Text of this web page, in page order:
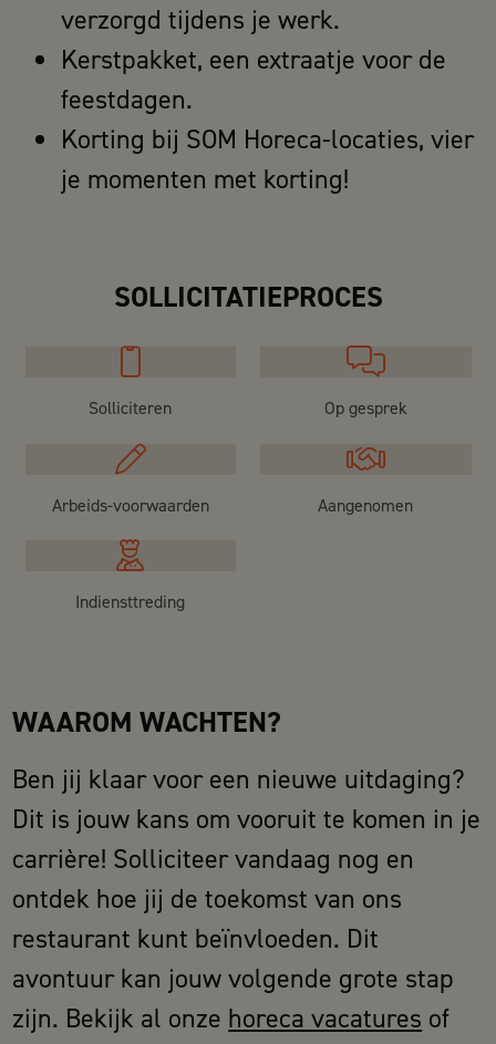
verzorgd tijdens je werk.
Kerstpakket, een extraatje voor de
feestdagen.
Korting bij SOM Horeca-locaties, vier
je momenten met korting!
SOLLICITATIEPROCES
Solliciteren Op gesprek
Arbeids-voorwaarden Aangenomen
Indiensttreding
WAAROM WACHTEN?
Ben jij klaar voor een nieuwe uitdaging?
Dit is jouw kans om vooruit te komen in je
carrière! Solliciteer vandaag nog en
ontdek hoe jij de toekomst van ons
restaurant kunt beïnvloeden. Dit
avontuur kan jouw volgende grote stap
zijn. Bekijk al onze horeca vacatures of